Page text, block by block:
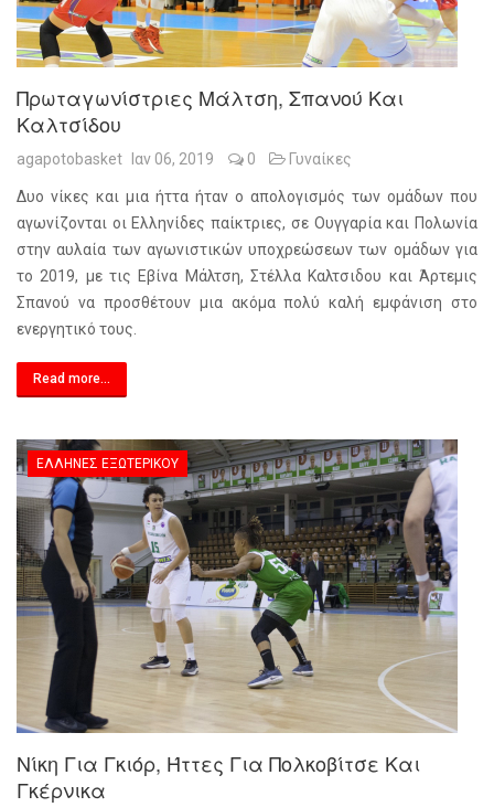
Πρωταγωνίστριες Μάλτση, Σπανού Και
Καλτσίδου
agapotobasket Ιαν 06, 2019 0 Γυναίκες
Δυο νίκες και μια ήττα ήταν ο απολογισμός των ομάδων που
αγωνίζονται οι Ελληνίδες παίκτριες, σε Ουγγαρία και Πολωνία
στην αυλαία των αγωνιστικών υποχρεώσεων των ομάδων για
το 2019, με τις Εβίνα Μάλτση, Στέλλα Καλτσιδου και Άρτεμις
Σπανού να προσθέτουν μια ακόμα πολύ καλή εμφάνιση στο
ενεργητικό τους.
Read more...
ΈΛΛΗΝΕΣ ΕΞΩΤΕΡΙΚΟΎ
Νίκη Για Γκιόρ, Ήττες Για Πολκοβίτσε Και
Γκέρνικα